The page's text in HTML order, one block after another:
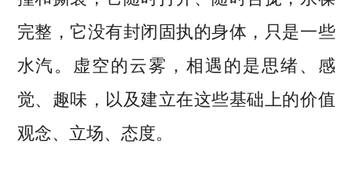
完整，它没有封闭固执的身体，只是一些
水汽。虚空的云雾，相遇的是思绪、感
觉、趣味，以及建立在这些基础上的价值
观念、立场、态度。